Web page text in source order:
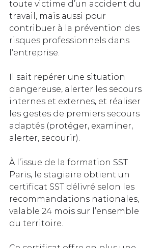
toute victime d’un accident du
travail, mais aussi pour
contribuer à la prévention des
risques professionnels dans
l’entreprise.
Il sait repérer une situation
dangereuse, alerter les secours
internes et externes, et réaliser
les gestes de premiers secours
adaptés (protéger, examiner,
alerter, secourir).
À l’issue de la formation SST
Paris, le stagiaire obtient un
certificat SST délivré selon les
recommandations nationales,
valable 24 mois sur l’ensemble
du territoire.